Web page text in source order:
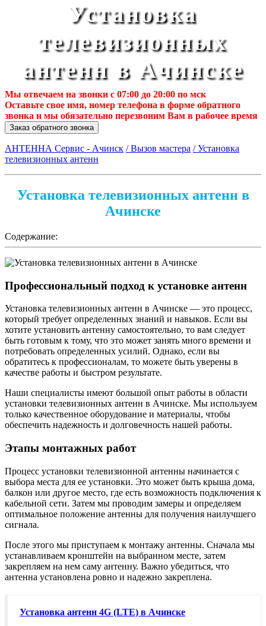
Установка
телевизионных
антенн в Ачинске
Мы отвечаем на звонки с 07:00 до 20:00 по мск
Оставьте свое имя, номер телефона в форме обратного
звонка и мы обязательно перезвоним Вам в рабочее время
Заказ обратного звонка
АНТЕННА Сервис - Ачинск / Вызов мастера / Установка
телевизионных антенн
Установка телевизионных антенн в
Ачинске
Содержание:
Профессиональный подход к установке антенн
Установка телевизионных антенн в Ачинске — это процесс,
который требует определенных знаний и навыков. Если вы
хотите установить антенну самостоятельно, то вам следует
быть готовым к тому, что это может занять много времени и
потребовать определенных усилий. Однако, если вы
обратитесь к профессионалам, то можете быть уверены в
качестве работы и быстром результате.
Наши специалисты имеют большой опыт работы в области
установки телевизионных антенн в Ачинске. Мы используем
только качественное оборудование и материалы, чтобы
обеспечить надежность и долговечность нашей работы.
Этапы монтажных работ
Процесс установки телевизионной антенны начинается с
выбора места для ее установки. Это может быть крыша дома,
балкон или другое место, где есть возможность подключения к
кабельной сети. Затем мы проводим замеры и определяем
оптимальное положение антенны для получения наилучшего
сигнала.
После этого мы приступаем к монтажу антенны. Сначала мы
устанавливаем кронштейн на выбранном месте, затем
закрепляем на нем саму антенну. Важно убедиться, что
антенна установлена ровно и надежно закреплена.
Установка антенн 4G (LTE) в Ачинске